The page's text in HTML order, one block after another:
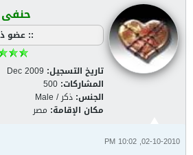
:: عضو
تاريخ التسجيل: Dec 2009
المشاركات: 500
الجنس: ذكر / Male
مكان الإقامة: مصر
02-10-2010, 10:02 PM